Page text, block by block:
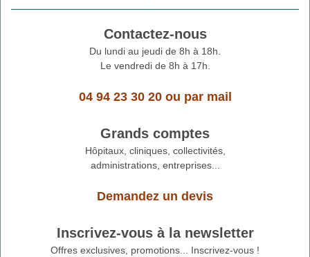
Contactez-nous
Du lundi au jeudi de 8h à 18h.
Le vendredi de 8h à 17h.
04 94 23 30 20ou par mail
Grands comptes
Hôpitaux, cliniques, collectivités,
administrations, entreprises...
Demandez un devis
Inscrivez-vous à la newsletter
Offres exclusives, promotions... Inscrivez-vous !